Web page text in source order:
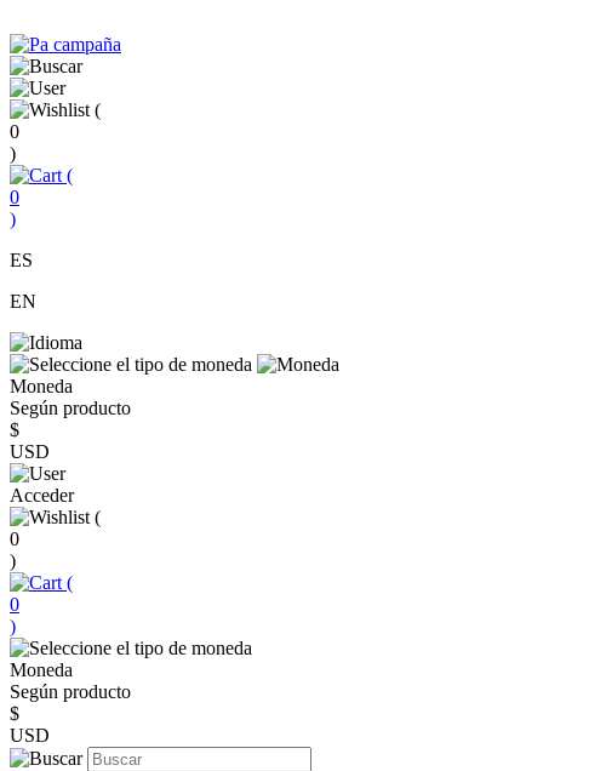
(
0
)
(
0
)
ES
EN
Moneda
Según producto
$
USD
Acceder
(
0
)
(
0
)
Moneda
Según producto
$
USD